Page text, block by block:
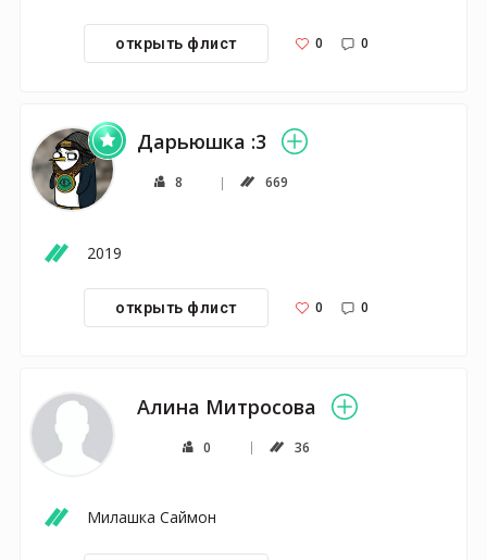
открыть флист 0 0
Дарьюшка :3
8 669
2019
открыть флист 0 0
Алина Митросова
0 36
Милашка Саймон